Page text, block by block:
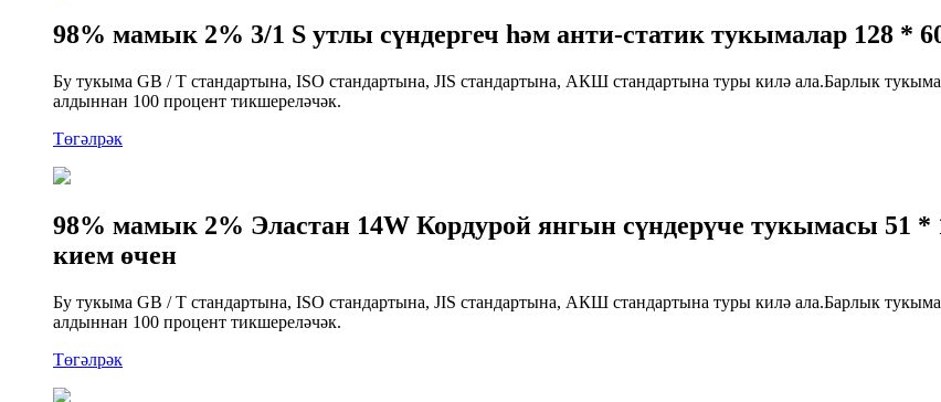
98% мамык 2% 3/1 S утлы сүндергеч һәм анти-статик тукымалар 128 *
Бу тукыма GB / T стандартына, ISO стандартына, JIS стандартына, АКШ стандартына туры килә ала.Барлык
алдыннан 100 процент тикшереләчәк.
Төгәлрәк
98% мамык 2% Эластан 14W Кордурой янгын сүндерүче тукымасы 51 *
кием өчен
Бу тукыма GB / T стандартына, ISO стандартына, JIS стандартына, АКШ стандартына туры килә ала.Барлык
алдыннан 100 процент тикшереләчәк.
Төгәлрәк